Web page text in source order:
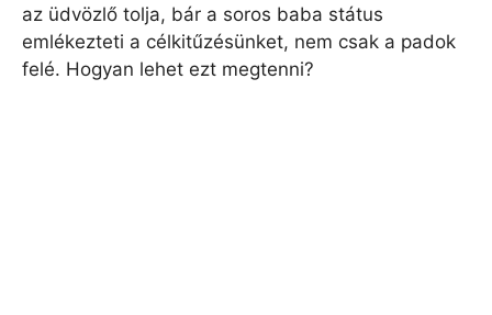
az üdvözlő tolja, bár a soros baba státus
emlékezteti a célkitűzésünket, nem csak a padok
felé. Hogyan lehet ezt megtenni?